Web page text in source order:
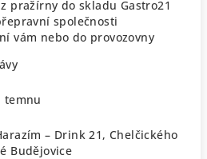
pražírny do skladu Gastro21
společnosti
vám nebo do provozovny
temnu
– Drink 21, Chelčického
Budějovice